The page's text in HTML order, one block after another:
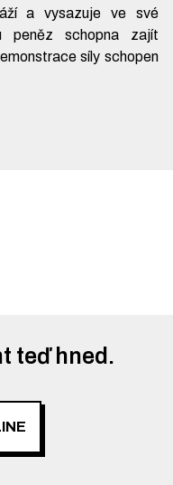
a vysazuje ve své
schopna zajít
síly schopen
teď hned.